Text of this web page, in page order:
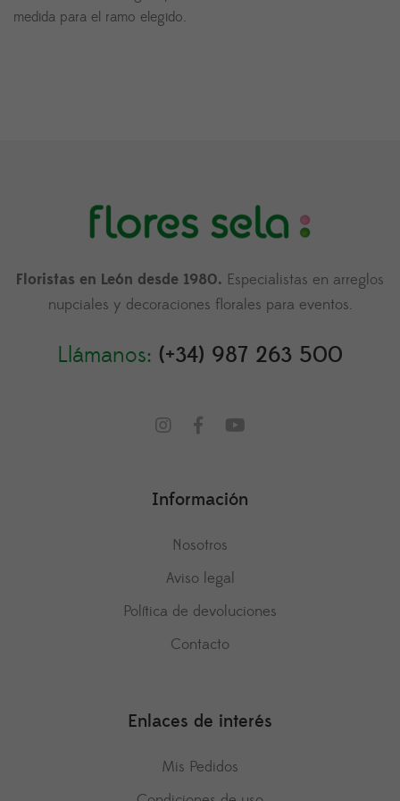
medida para el ramo elegido.
Floristas en León desde 1980. Especialistas en arreglos
nupciales y decoraciones florales para eventos.
Llámanos: (+34) 987 263 500
Información
Nosotros
Aviso legal
Política de devoluciones
Contacto
Enlaces de interés
Mis Pedidos